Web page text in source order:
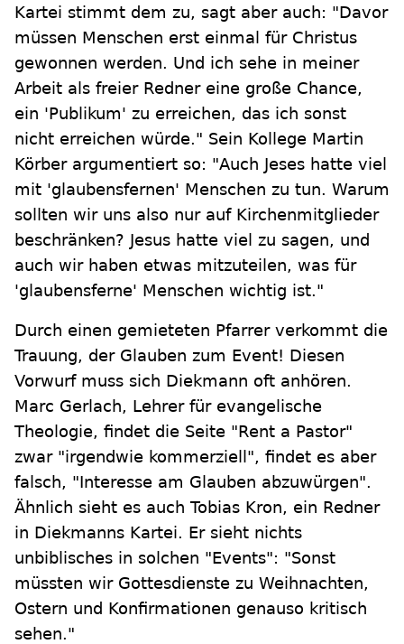
Kartei stimmt dem zu, sagt aber auch: "Davor
müssen Menschen erst einmal für Christus
gewonnen werden. Und ich sehe in meiner
Arbeit als freier Redner eine große Chance,
ein 'Publikum' zu erreichen, das ich sonst
nicht erreichen würde." Sein Kollege Martin
Körber argumentiert so: "Auch Jeses hatte viel
mit 'glaubensfernen' Menschen zu tun. Warum
sollten wir uns also nur auf Kirchenmitglieder
beschränken? Jesus hatte viel zu sagen, und
auch wir haben etwas mitzuteilen, was für
'glaubensferne' Menschen wichtig ist."
Durch einen gemieteten Pfarrer verkommt die
Trauung, der Glauben zum Event! Diesen
Vorwurf muss sich Diekmann oft anhören.
Marc Gerlach, Lehrer für evangelische
Theologie, findet die Seite "Rent a Pastor"
zwar "irgendwie kommerziell", findet es aber
falsch, "Interesse am Glauben abzuwürgen".
Ähnlich sieht es auch Tobias Kron, ein Redner
in Diekmanns Kartei. Er sieht nichts
unbiblisches in solchen "Events": "Sonst
müssten wir Gottesdienste zu Weihnachten,
Ostern und Konfirmationen genauso kritisch
sehen."